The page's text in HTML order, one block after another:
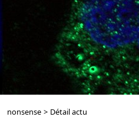
nonsense > Détail actu